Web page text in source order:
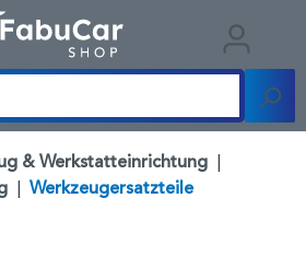
& Werkstatteinrichtung |
| Werkzeugersatzteile